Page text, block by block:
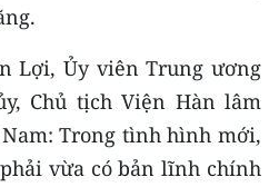
Lợi, Ủy viên Trung ương
Chủ tịch Viện Hàn lâm
Trong tình hình mới,
vừa có bản lĩnh chính